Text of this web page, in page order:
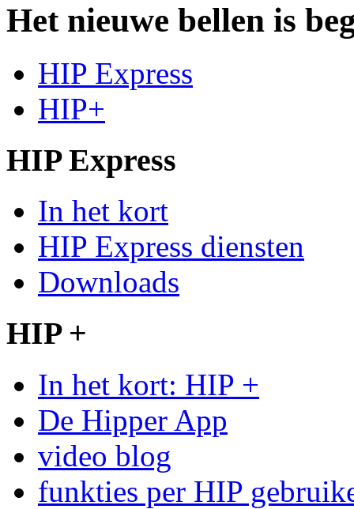
Het nieuwe bellen is
HIP Express
HIP+
HIP Express
In het kort
HIP Express diensten
Downloads
HIP +
In het kort: HIP +
De Hipper App
video blog
funkties per HIP